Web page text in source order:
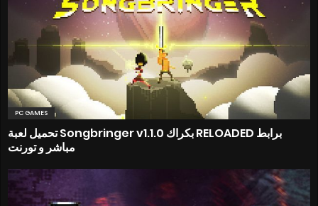
PC GAMES
تحميل لعبة Songbringer v1.1.0 بكراك RELOADED برابط
مباشر و تورنت